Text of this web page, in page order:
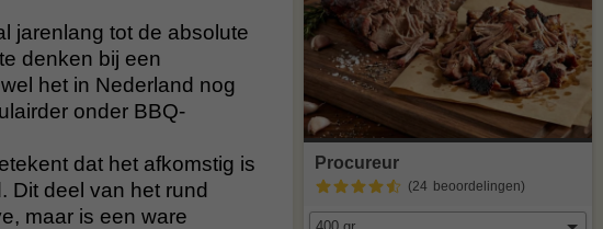
jarenlang tot de absolute
denken bij een
het in Nederland nog
onder BBQ-
dat het afkomstig is
Dit deel van het rund
maar is een ware
Procureur
(24 beoordelingen)